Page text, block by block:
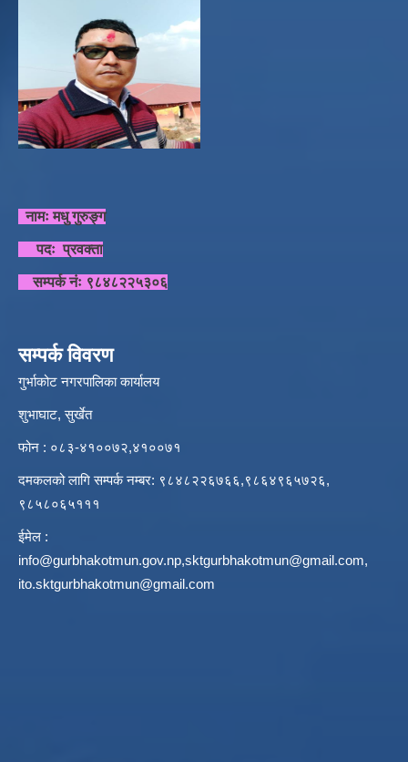
नामः मधु गुरुङ्ग
पदः प्रवक्ता
सम्पर्क नंः ९८४८२२५३०६
सम्पर्क विवरण
गुर्भाकोट नगरपालिका कार्यालय
शुभाघाट, सुर्खेत
फोन : ०८३-४१००७२,४१००७१
दमकलको लागि सम्पर्क नम्बर: ९८४८२२६७६६,९८६४९६५७२६,
९८५८०६५१११
ईमेल :
info@gurbhakotmun.gov.np,sktgurbhakotmun@gmail.com,
ito.sktgurbhakotmun@gmail.com